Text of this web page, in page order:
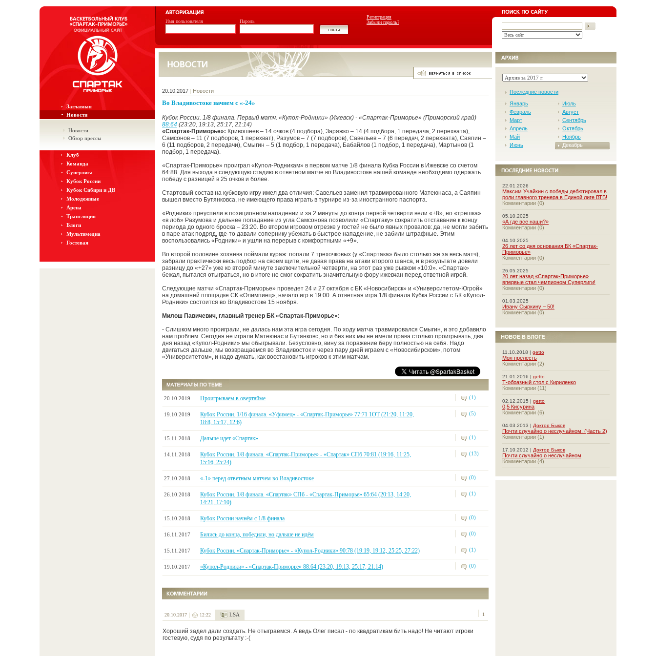
Регистрация
Забыли пароль?
Имя пользователя Пароль
Заглавная
Новости
Новости
Обзор прессы
Клуб
Команда
Суперлига
Кубок России
Кубок Сибири и ДВ
Молодежные
Арена
Трансляция
Блоги
Мультимедиа
Гостевая
20.10.2017 | Новости
Во Владивостоке начнем с «-24»
Кубок России. 1/8 финала. Первый матч. «Купол-Родники» (Ижевск) - «Спартак-Приморье» (Приморский край)
88:64 (23:20, 19:13, 25:17, 21:14)
«Спартак-Приморье»: Кривошеев – 14 очков (4 подбора), Заряжко – 14 (4 подбора, 1 передача, 2 перехвата),
Самсонов – 11 (7 подборов, 1 перехват), Разумов – 7 (7 подборов), Савельев – 7 (6 передач, 2 перехвата), Саяпин –
6 (11 подборов, 2 передачи), Смыгин – 5 (1 подбор, 1 передача), Бабайлов (1 подбор, 1 передача), Мартынов (1
подбор, 1 передача).
«Спартак-Приморье» проиграл «Купол-Родникам» в первом матче 1/8 финала Кубка России в Ижевске со счетом
64:88. Для выхода в следующую стадию в ответном матче во Владивостоке нашей команде необходимо одержать
победу с разницей в 25 очков и более.
Стартовый состав на кубковую игру имел два отличия: Савельев заменил травмированного Матеюнаса, а Саяпин
вышел вместо Бутянковса, не имеющего права играть в турнире из-за иностранного паспорта.
«Родники» преуспели в позиционном нападении и за 2 минуты до конца первой четверти вели «+8», но «трешка»
«в лоб» Разумова и дальнее попадание из угла Самсонова позволили «Спартаку» сократить отставание к концу
периода до одного броска – 23:20. Во втором игровом отрезке у гостей не было явных провалов: да, не могли забить
в паре атак подряд, где-то давали сопернику убежать в быстрое нападение, не забили штрафные. Этим
воспользовались «Родники» и ушли на перерыв с комфортными «+9».
Во второй половине хозяева поймали кураж: попали 7 трехочковых (у «Спартака» было столько же за весь матч),
забрали практически весь подбор на своем щите, не давая права на атаки второго шанса, и в результате довели
разницу до «+27» уже ко второй минуте заключительной четверти, на этот раз уже рывком «10:0». «Спартак»
бежал, пытался отыграться, но в итоге не смог сократить значительную фору ижевчан перед ответной игрой.
Следующие матчи «Спартак-Приморье» проведет 24 и 27 октября с БК «Новосибирск» и «Университетом-Югрой»
на домашней площадке СК «Олимпиец», начало игр в 19:00. А ответная игра 1/8 финала Кубка России с БК «Купол-
Родники» состоится во Владивостоке 15 ноября.
Милош Павичевич, главный тренер БК «Спартак-Приморье»:
- Слишком много проиграли, не далась нам эта игра сегодня. По ходу матча травмировался Смыгин, и это добавило
нам проблем. Сегодня не играли Матеюнас и Бутянковс, но и без них мы не имели права столько проигрывать, два
дня назад «Купол-Родники» мы обыгрывали. Безусловно, вину за поражение беру полностью на себя. Надо
двигаться дальше, мы возвращаемся во Владивосток и через пару дней играем с «Новосибирском», потом
«Университетом», и надо думать, как восстановить игроков к этим матчам.
20.10.2019 Проигрываем в овертайме (1)
19.10.2019
Кубок России. 1/16 финала. «Уфимец» - «Спартак-Приморье» 77:71 1ОТ (21:20, 11:20,
18:8, 15:17, 12:6)
(5)
15.11.2018 Дальше идет «Спартак» (1)
14.11.2018
Кубок России. 1/8 финала. «Спартак-Приморье» - «Спартак» СПб 70:81 (19:16, 11:25,
15:16, 25:24)
(13)
27.10.2018 «-1» перед ответным матчем во Владивостоке (0)
26.10.2018
Кубок России. 1/8 финала. «Спартак» СПб - «Спартак-Приморье» 65:64 (20:13, 14:20,
14:21, 17:10)
(1)
15.10.2018 Кубок России начнём с 1/8 финала (0)
16.11.2017 Бились до конца, победили, но дальше не идём (0)
15.11.2017 Кубок России. «Спартак-Приморье» - «Купол-Родники» 90:78 (19:19, 19:12, 25:25, 27:22) (1)
19.10.2017 «Купол-Родники» - «Спартак-Приморье» 88:64 (23:20, 19:13, 25:17, 21:14) (0)
20.10.2017 12:22 LSA 1
Хороший задел дали создать. Не отыграемся. А ведь Олег писал - по квадратикам бить надо! Не читают игроки
гостевую, судя по результату :-(
Последние новости
Январь
Февраль
Март
Апрель
Май
Июнь
Июль
Август
Сентябрь
Октябрь
Ноябрь
Декабрь
22.01.2026
Максим Учайкин с победы дебютировал в
роли главного тренера в Единой лиге ВТБ!
Комментарии (0)
05.10.2025
«А где все наши?»
Комментарии (0)
04.10.2025
26 лет со дня основания БК «Спартак-
Приморье»
Комментарии (0)
26.05.2025
20 лет назад «Спартак-Приморье»
впервые стал чемпионом Суперлиги!
Комментарии (0)
01.03.2025
Ивану Сыркину – 50!
Комментарии (0)
11.10.2018 | getto
Моя прелесть
Комментарии (2)
21.01.2016 | getto
Т-образный стол с Кириленко
Комментарии (11)
02.12.2015 | getto
0,5 Кисурина
Комментарии (6)
04.03.2013 | Доктор Быков
Почти случайно о неслучайном. (Часть 2)
Комментарии (1)
17.10.2012 | Доктор Быков
Почти случайно о неслучайном
Комментарии (4)